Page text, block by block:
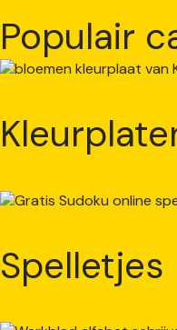
Populair
Spelletjes